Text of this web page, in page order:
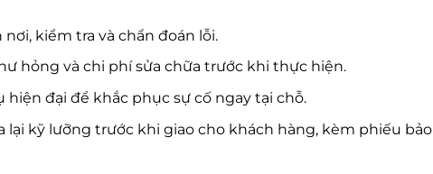
kiểm tra và chẩn đoán lỗi.
hỏng và chi phí sửa chữa trước khi thực hiện.
hiện đại để khắc phục sự cố ngay tại chỗ.
lại kỹ lưỡng trước khi giao cho khách hàng, kèm phiếu bảo